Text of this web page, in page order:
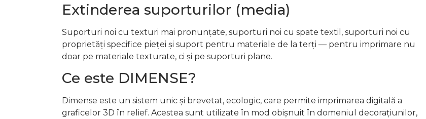
Extinderea suporturilor (media)
Suporturi noi cu texturi mai pronunțate, suporturi noi cu spate textil, suporturi noi cu
proprietăți specifice pieței și suport pentru materiale de la terți — pentru imprimare nu
doar pe materiale texturate, ci și pe suporturi plane.
Ce este DIMENSE?
Dimense este un sistem unic și brevetat, ecologic, care permite imprimarea digitală a
graficelor 3D în relief. Acestea sunt utilizate în mod obișnuit în domeniul decorațiunilor,